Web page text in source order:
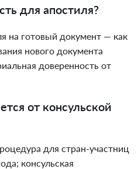
для апостиля?
на готовый документ — как
нового документа
доверенность от
от консульской
для стран-участниц
консульская